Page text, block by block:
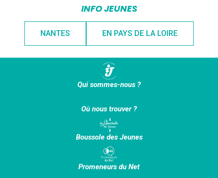
INFO JEUNES
NANTES EN PAYS DE LA LOIRE
Qui sommes-nous ?
Où nous trouver ?
Boussole des Jeunes
Promeneurs du Net